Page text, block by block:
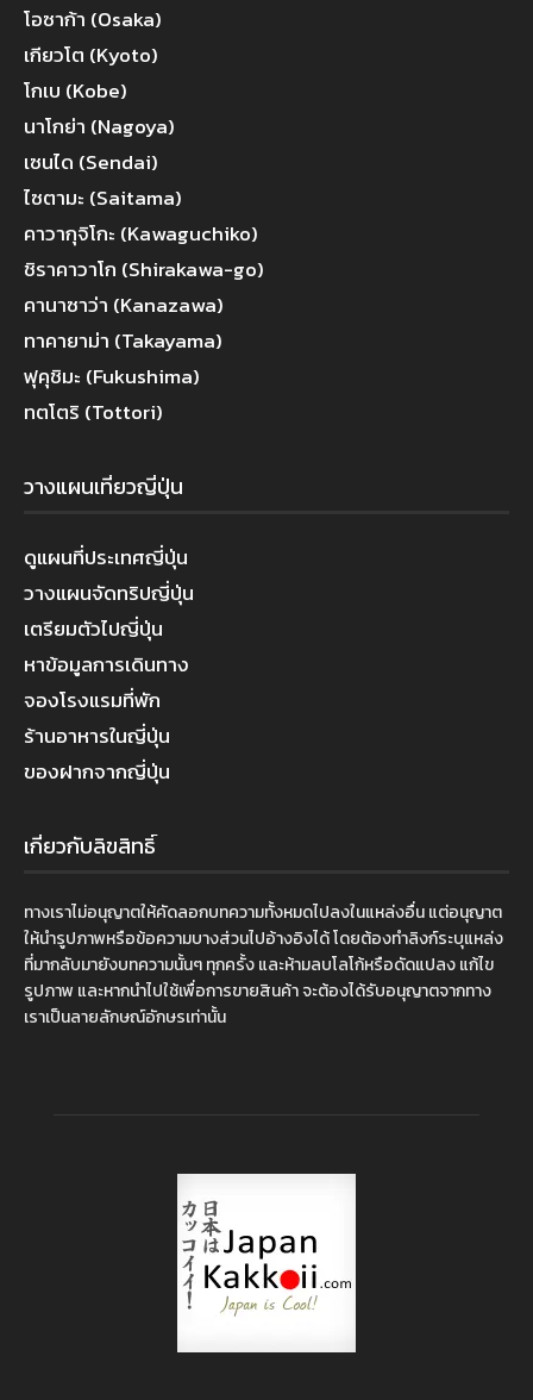
โอซาก้า (Osaka)
เกียวโต (Kyoto)
โกเบ (Kobe)
นาโกย่า (Nagoya)
เซนได (Sendai)
ไซตามะ (Saitama)
คาวากุจิโกะ (Kawaguchiko)
ชิราคาวาโก (Shirakawa-go)
คานาซาว่า (Kanazawa)
ทาคายาม่า (Takayama)
ฟุคุชิมะ (Fukushima)
ทตโตริ (Tottori)
วางแผนเที่ยวญี่ปุ่น
ดูแผนที่ประเทศญี่ปุ่น
วางแผนจัดทริปญี่ปุ่น
เตรียมตัวไปญี่ปุ่น
หาข้อมูลการเดินทาง
จองโรงแรมที่พัก
ร้านอาหารในญี่ปุ่น
ของฝากจากญี่ปุ่น
เกี่ยวกับลิขสิทธิ์
ทางเราไม่อนุญาตให้คัดลอกบทความทั้งหมดไปลงในแหล่งอื่น แต่อนุญาต
ให้นำรูปภาพหรือข้อความบางส่วนไปอ้างอิงได้ โดยต้องทำลิงก์ระบุแหล่ง
ที่มากลับมายังบทความนั้นๆ ทุกครั้ง และห้ามลบโลโก้หรือดัดแปลง แก้ไข
รูปภาพ และหากนำไปใช้เพื่อการขายสินค้า จะต้องได้รับอนุญาตจากทาง
เราเป็นลายลักษณ์อักษรเท่านั้น